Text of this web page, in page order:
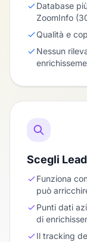
Database
ZoomInfo
Qualità e
Nessun
Scegli
Funziona
può
Punti dati
di
Il tracking